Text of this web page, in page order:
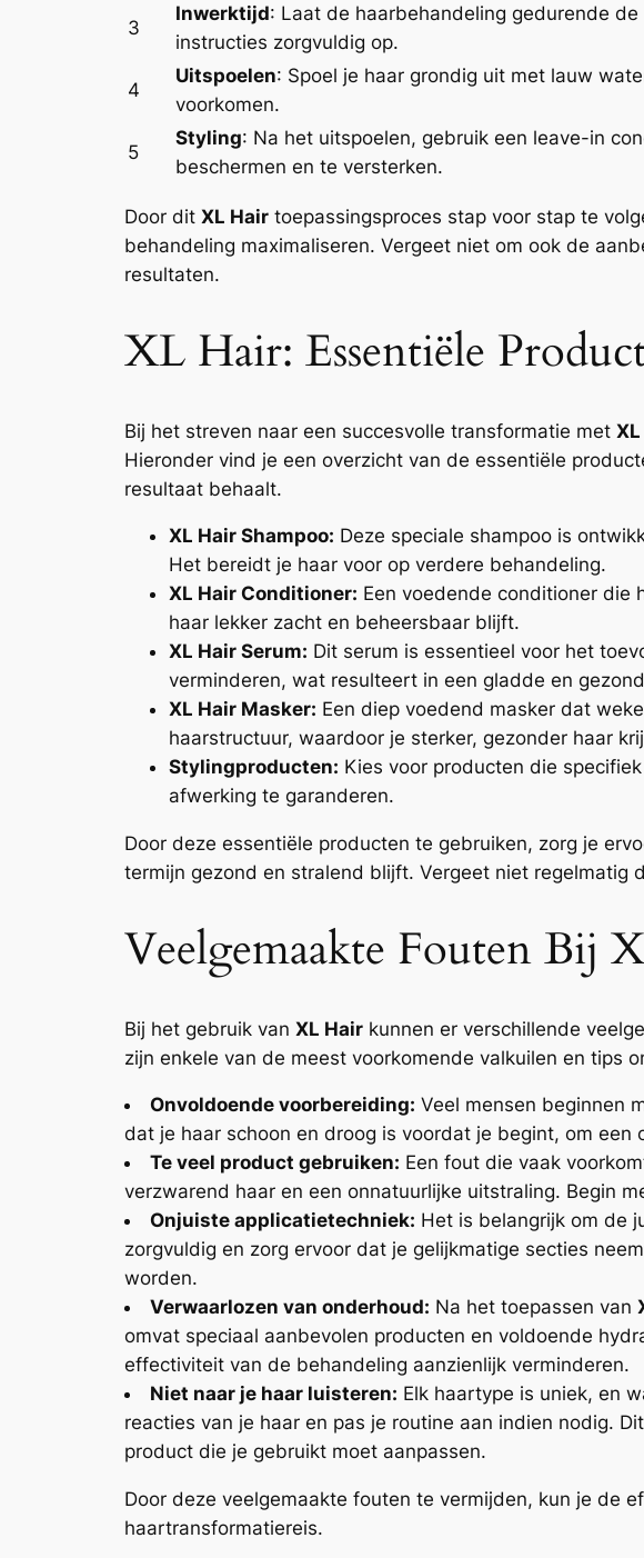
3
Inwerktijd: Laat de haarbehandeling gedurende
instructies zorgvuldig op.
4
Uitspoelen: Spoel je haar grondig uit met lauw
voorkomen.
5
Styling: Na het uitspoelen, gebruik een leave-in
beschermen en te versterken.
Door dit XL Hair toepassingsproces stap voor stap te
behandeling maximaliseren. Vergeet niet om ook de
resultaten.
XL Hair: Essentiële
Bij het streven naar een succesvolle transformatie met
Hieronder vind je een overzicht van de essentiële
resultaat behaalt.
XL Hair Shampoo: Deze speciale shampoo is
Het bereidt je haar voor op verdere behandeling.
XL Hair Conditioner: Een voedende conditioner die
haar lekker zacht en beheersbaar blijft.
XL Hair Serum: Dit serum is essentieel voor het
verminderen, wat resulteert in een gladde en
XL Hair Masker: Een diep voedend masker dat
haarstructuur, waardoor je sterker, gezonder haar
Stylingproducten: Kies voor producten die
afwerking te garanderen.
Door deze essentiële producten te gebruiken, zorg je
termijn gezond en stralend blijft. Vergeet niet
Veelgemaakte Fouten Bij
Bij het gebruik van XL Hair kunnen er verschillende
zijn enkele van de meest voorkomende valkuilen en tips
Onvoldoende voorbereiding: Veel mensen beginnen
dat je haar schoon en droog is voordat je begint, om
Te veel product gebruiken: Een fout die vaak
verzwarend haar en een onnatuurlijke uitstraling. Begin
Onjuiste applicatietechniek: Het is belangrijk om de
zorgvuldig en zorg ervoor dat je gelijkmatige secties
worden.
Verwaarlozen van onderhoud: Na het toepassen van
omvat speciaal aanbevolen producten en voldoende
effectiviteit van de behandeling aanzienlijk verminderen.
Niet naar je haar luisteren: Elk haartype is uniek, en
reacties van je haar en pas je routine aan indien nodig.
product die je gebruikt moet aanpassen.
Door deze veelgemaakte fouten te vermijden, kun je de
haartransformatiereis.